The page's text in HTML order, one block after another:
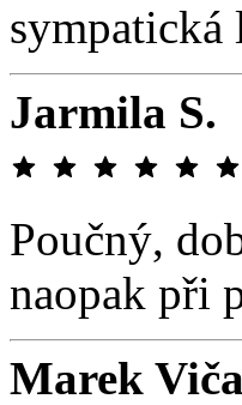
sympatická
Jarmila S.
Poučný,
naopak při
Marek